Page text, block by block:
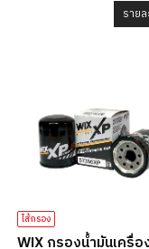
ราย
ไส้กรอง
WIX กรองน้ำมันเครื่อ